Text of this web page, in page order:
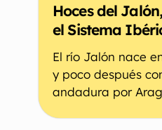
Hoces del
el Sistema
El río Jalón nace
y poco después
andadura por